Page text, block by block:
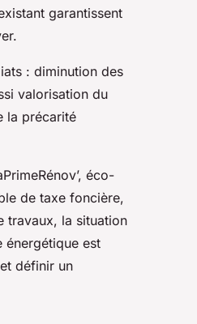
garantissent
: diminution des
valorisation du
la précarité
éco-
de taxe foncière,
travaux, la situation
énergétique est
définir un